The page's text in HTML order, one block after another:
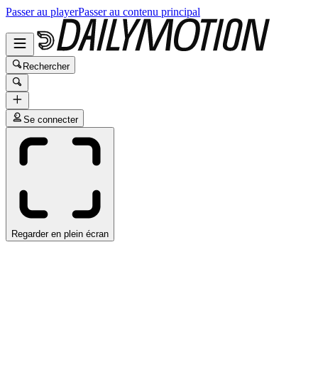
Passer au playerPasser au contenu principal
Rechercher
Se connecter
Regarder en plein écran